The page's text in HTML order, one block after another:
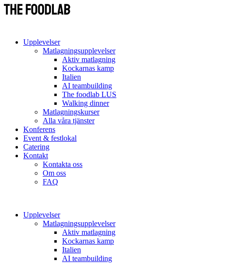
Upplevelser
Matlagningsupplevelser
Aktiv matlagning
Kockarnas kamp
Italien
AI teambuilding
The foodlab LUS
Walking dinner
Matlagningskurser
Alla våra tjänster
Konferens
Event & festlokal
Catering
Kontakt
Kontakta oss
Om oss
FAQ
Upplevelser
Matlagningsupplevelser
Aktiv matlagning
Kockarnas kamp
Italien
AI teambuilding